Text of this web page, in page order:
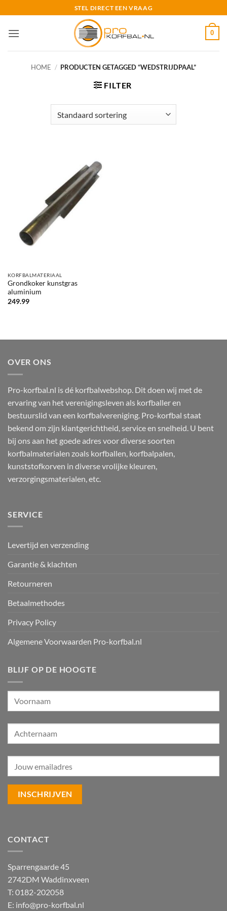
naar
inhoud
STEL DIRECT EEN VRAAG
0
HOME / PRODUCTEN GETAGGED “WEDSTRIJDPAAL”
FILTER
KORFBALMATERIAAL
Grondkoker kunstgras
aluminium
249.99
OVER ONS
Pro-korfbal.nl is dé korfbalwebshop. Dit doen wij met de
ervaring van het verenigingsleven als korfballer en
bestuurslid van een korfbalvereniging. Pro-korfbal staat
bekend om zijn klantgerichtheid, service en snelheid. U bent
bij ons aan het goede adres voor diverse soorten
korfbalmaterialen zoals korfballen, korfbalpalen,
kunststofkorven in diverse vrolijke kleuren,
verzorgingsmaterialen, etc.
SERVICE
Levertijd en verzending
Garantie & klachten
Retourneren
Betaalmethodes
Privacy Policy
Algemene Voorwaarden Pro-korfbal.nl
BLIJF OP DE HOOGTE
CONTACT
Sparrengaarde 45
2742DM Waddinxveen
T: 0182-202058
E: info@pro-korfbal.nl